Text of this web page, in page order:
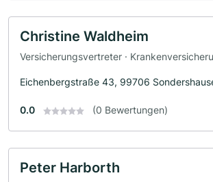
Christine Waldheim
Versicherungsvertreter ·
Eichenbergstraße 43, 99706
0.0 (0 Bewertungen)
Peter Harborth